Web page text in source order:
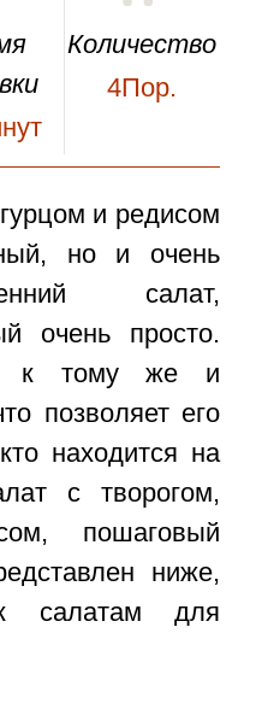
Количество
4Пор.
и редисом
но и очень
салат,
очень просто.
к тому же и
позволяет его
находится на
с творогом,
пошаговый
ниже,
салатам для